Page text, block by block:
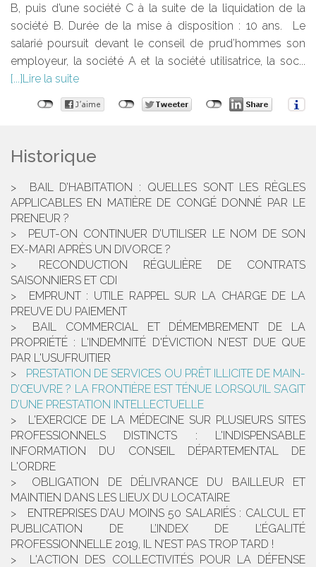
B, puis d’une société C à la suite de la liquidation de la
société B. Durée de la mise à disposition : 10 ans. Le
salarié poursuit devant le conseil de prud’hommes son
employeur, la société A et la société utilisatrice, la soc...
Lire la suite
Historique
BAIL D’HABITATION : QUELLES SONT LES RÈGLES
APPLICABLES EN MATIÈRE DE CONGÉ DONNÉ PAR LE
PRENEUR ?
PEUT-ON CONTINUER D’UTILISER LE NOM DE SON
EX-MARI APRÈS UN DIVORCE ?
RECONDUCTION RÉGULIÈRE DE CONTRATS
SAISONNIERS ET CDI
EMPRUNT : UTILE RAPPEL SUR LA CHARGE DE LA
PREUVE DU PAIEMENT
BAIL COMMERCIAL ET DÉMEMBREMENT DE LA
PROPRIÉTÉ : L'INDEMNITÉ D'ÉVICTION N'EST DUE QUE
PAR L'USUFRUITIER
PRESTATION DE SERVICES OU PRÊT ILLICITE DE MAIN-
D’ŒUVRE ? LA FRONTIÈRE EST TÉNUE LORSQU’IL S’AGIT
D’UNE PRESTATION INTELLECTUELLE
L'EXERCICE DE LA MÉDECINE SUR PLUSIEURS SITES
PROFESSIONNELS DISTINCTS : L'INDISPENSABLE
INFORMATION DU CONSEIL DÉPARTEMENTAL DE
L'ORDRE
OBLIGATION DE DÉLIVRANCE DU BAILLEUR ET
MAINTIEN DANS LES LIEUX DU LOCATAIRE
ENTREPRISES D’AU MOINS 50 SALARIÉS : CALCUL ET
PUBLICATION DE L’INDEX DE L’ÉGALITÉ
PROFESSIONNELLE 2019, IL N’EST PAS TROP TARD !
L'ACTION DES COLLECTIVITÉS POUR LA DÉFENSE